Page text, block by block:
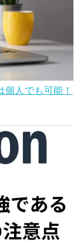
人でも可能！